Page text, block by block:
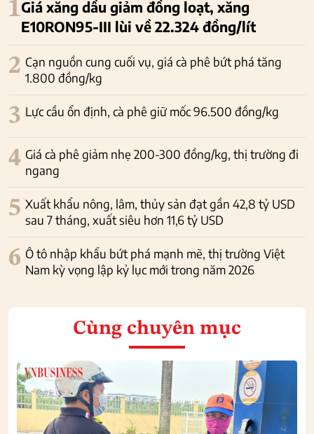
1Giá xăng dầu giảm đồng loạt, xăng
E10RON95-III lùi về 22.324 đồng/lít
2 Cạn nguồn cung cuối vụ, giá cà phê bứt phá tăng
1.800 đồng/kg
3 Lực cầu ổn định, cà phê giữ mốc 96.500 đồng/kg
4 Giá cà phê giảm nhẹ 200-300 đồng/kg, thị trường đi
ngang
5 Xuất khẩu nông, lâm, thủy sản đạt gần 42,8 tỷ USD
sau 7 tháng, xuất siêu hơn 11,6 tỷ USD
6 Ô tô nhập khẩu bứt phá mạnh mẽ, thị trường Việt
Nam kỳ vọng lập kỷ lục mới trong năm 2026
Cùng chuyên mục